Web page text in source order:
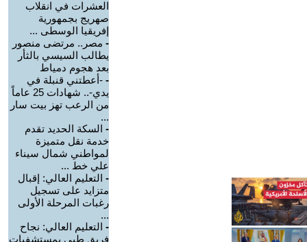
العشرات في انقلاب
صهريج بجمهورية
إفريقيا الوسطى ...
- مصر.. مرتضى منصور
يطالب السيسي بالثأر
بعد هجوم دمياط
- -أعطتني قنبلة في
يدي-.. شهادات 25 عاماً
من الرعب تهز بيت سار
...
- السكة الحديد تقدم
خدمة نقل متميزة
لمواطني شمال سيناء
علي خط ...
- التعليم العالي: إقبال
متزايد على تسجيل
رغبات المرحلة الأولى
...
- التعليم العالي: نجاح
فريق طبي بمستشفيات